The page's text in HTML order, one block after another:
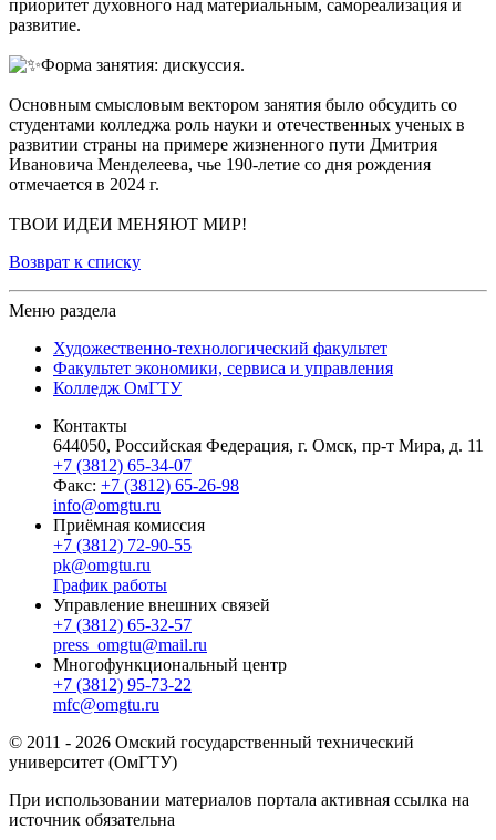
приоритет духовного над материальным, самореализация и
развитие.
Форма занятия: дискуссия.
Основным смысловым вектором занятия было обсудить со
студентами колледжа роль науки и отечественных ученых в
развитии страны на примере жизненного пути Дмитрия
Ивановича Менделеева, чье 190-летие со дня рождения
отмечается в 2024 г.
ТВОИ ИДЕИ МЕНЯЮТ МИР!
Возврат к списку
Меню раздела
Художественно-технологический факультет
Факультет экономики, сервиса и управления
Колледж ОмГТУ
Контакты
644050, Российская Федерация, г. Омск, пр-т Мира, д. 11
+7 (3812) 65-34-07
Факс: +7 (3812) 65-26-98
info@omgtu.ru
Приёмная комиссия
+7 (3812) 72-90-55
pk@omgtu.ru
График работы
Управление внешних связей
+7 (3812) 65-32-57
press_omgtu@mail.ru
Многофункциональный центр
+7 (3812) 95-73-22
mfc@omgtu.ru
© 2011 - 2026 Омский государственный технический
университет (ОмГТУ)
При использовании материалов портала активная ссылка на
источник обязательна